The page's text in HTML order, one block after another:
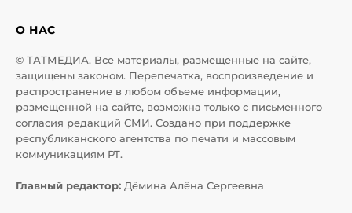
О НАС
© ТАТМЕДИА. Все материалы, размещенные на сайте,
защищены законом. Перепечатка, воспроизведение и
распространение в любом объеме информации,
размещенной на сайте, возможна только с письменного
согласия редакций СМИ. Создано при поддержке
республиканского агентства по печати и массовым
коммуникациям РТ.
Главный редактор: Дёмина Алёна Сергеевна